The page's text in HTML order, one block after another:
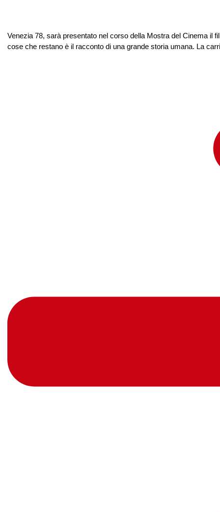
Venezia 78, sarà presentato nel corso della Mostra del Cinema il
cose che restano è il racconto di una grande storia umana. La